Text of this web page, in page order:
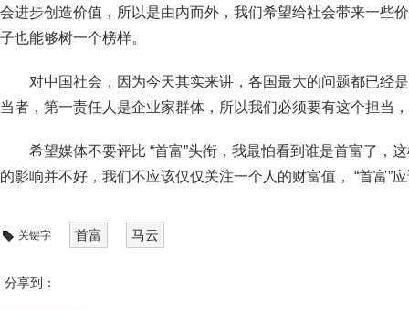
会进步创造价值，所以是由内而外，我们希望给社会带来一些
子也能够树一个榜样。
对中国社会，因为今天其实来讲，各国最大的问题都已经
当者，第一责任人是企业家群体，所以我们必须要有这个担当
希望媒体不要评比 “首富”头衔，我最怕看到谁是首富了，
的影响并不好，我们不应该仅仅关注一个人的财富值， “首富”应
关键字 首富 马云
分享到：